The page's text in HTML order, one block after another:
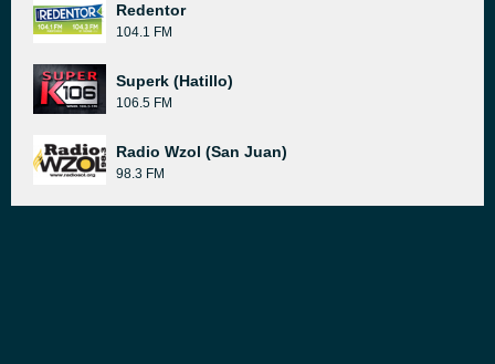
Redentor
104.1 FM
Superk (Hatillo)
106.5 FM
Radio Wzol (San Juan)
98.3 FM